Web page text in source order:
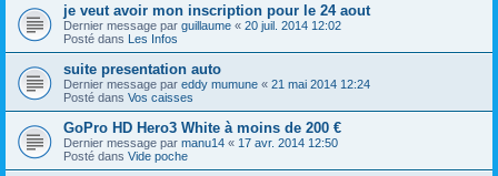
je veut avoir mon inscription pour le 24 aout
Dernier message par guillaume « 20 juil. 2014 12:02
Posté dans Les Infos
suite presentation auto
Dernier message par eddy mumune « 21 mai 2014 12:24
Posté dans Vos caisses
GoPro HD Hero3 White à moins de 200 €
Dernier message par manu14 « 17 avr. 2014 12:50
Posté dans Vide poche